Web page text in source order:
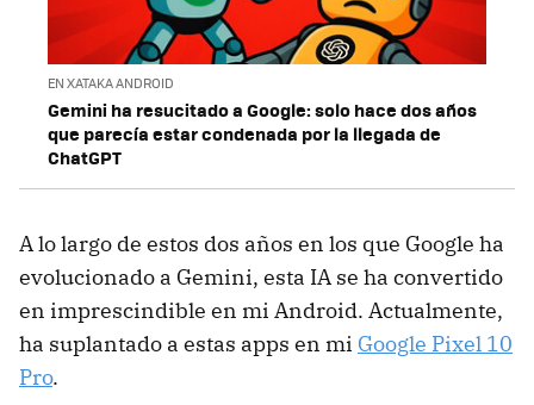
EN XATAKA ANDROID
Gemini ha resucitado a Google: solo hace dos años
que parecía estar condenada por la llegada de
ChatGPT
A lo largo de estos dos años en los que Google ha
evolucionado a Gemini, esta IA se ha convertido
en imprescindible en mi Android. Actualmente,
ha suplantado a estas apps en mi Google Pixel 10
Pro.